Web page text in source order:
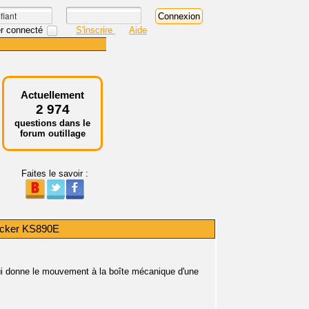
connecté S'inscrire Aide
Actuellement
2 974
questions dans le
forum outillage
Faites le savoir :
KS890E
le mouvement à la boîte mécanique d'une